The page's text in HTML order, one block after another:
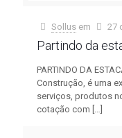
Sollus em 27
Partindo da
PARTINDO DA
Construção, é uma
serviços, produtos
cotação com […]